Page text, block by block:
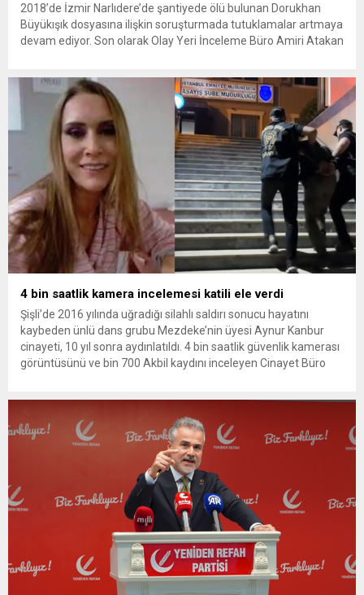
2018’de İzmir Narlıdere’de şantiyede ölü bulunan Dorukhan
Büyükışık dosyasına ilişkin soruşturmada tutuklamalar artmaya
devam ediyor. Son olarak Olay Yeri İnceleme Büro Amiri Atakan
bulunan Dorukhan Büyükışık’a ilişkin yeniden açılan
soruşturmada tutuklamalar genişliyor. Son olarak dönemin...
4 bin saatlik kamera incelemesi katili ele verdi
Şişli’de 2016 yılında uğradığı silahlı saldırı sonucu hayatını
kaybeden ünlü dans grubu Mezdeke’nin üyesi Aynur Kanbur
cinayeti, 10 yıl sonra aydınlatıldı. 4 bin saatlik güvenlik kamerası
görüntüsünü ve bin 700 Akbil kaydını inceleyen Cinayet Büro